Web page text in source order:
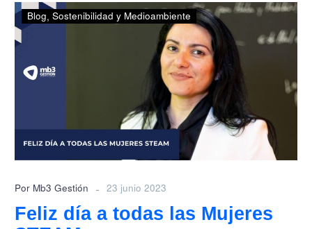
Feliz
día
a
todas
las
Mujeres
STEAM
Blog Sostenibilidad y Medioambiente
Por Mb3 Gestión - 23 junio 2023
Feliz día a todas las Mujeres